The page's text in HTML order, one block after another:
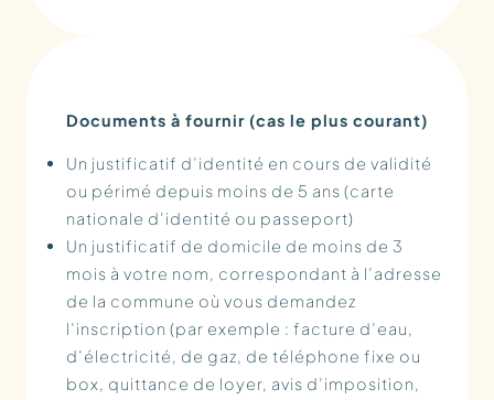
Documents à fournir (cas le plus courant)
Un justificatif d’identité en cours de validité
ou périmé depuis moins de 5 ans (carte
nationale d’identité ou passeport)
Un justificatif de domicile de moins de 3
mois à votre nom, correspondant à l’adresse
de la commune où vous demandez
l’inscription (par exemple : facture d’eau,
d’électricité, de gaz, de téléphone fixe ou
box, quittance de loyer, avis d’imposition,